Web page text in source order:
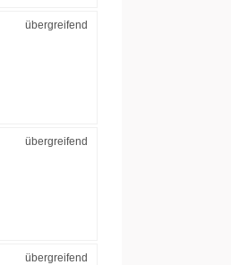
übergreifend
übergreifend
übergreifend